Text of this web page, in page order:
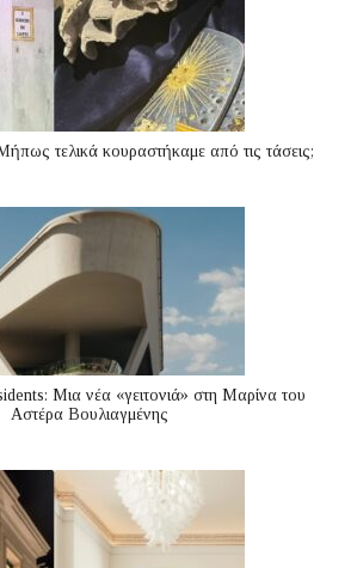
τελικά κουραστήκαμε από τις τάσεις;
Μια νέα «γειτονιά» στη Μαρίνα του
Αστέρα Βουλιαγμένης